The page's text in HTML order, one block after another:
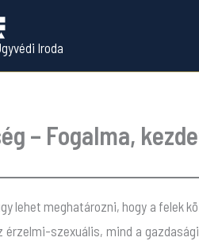
Iroda
– Fogalma,
lehet meghatározni, hogy a felek
szexuális, mind a